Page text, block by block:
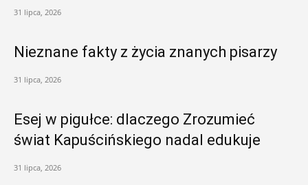
31 lipca, 2026
Nieznane fakty z życia znanych pisarzy
31 lipca, 2026
Esej w pigułce: dlaczego Zrozumieć
świat Kapuścińskiego nadal edukuje
31 lipca, 2026